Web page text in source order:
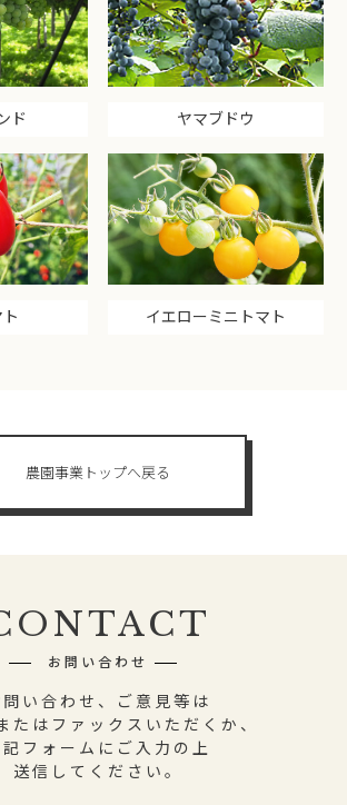
ド ヤマブドウ
イエローミニトマト
農園事業トップへ戻る
お問い合わせ
問い合わせ、ご意見等は
たはファックスいただくか、
フォームにご入力の上
送信してください。